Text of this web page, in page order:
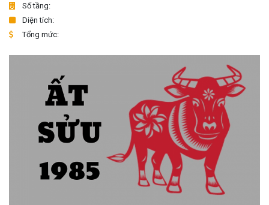
Số tầng:
Diện tích:
Tổng mức: